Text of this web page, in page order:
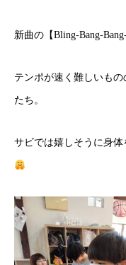
新曲の【Bling-Bang-
テンポが速く難しいも
たち。
サビでは嬉しそうに身